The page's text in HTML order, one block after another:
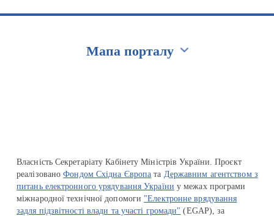
Мапа порталу
Власність Секретаріату Кабінету Міністрів України. Проєкт
реалізованоФондом Східна Європа та Державним агентством з
питань електронного урядування України у межах програми
міжнародної технічної допомоги "Електронне врядування
задля підзвітності влади та участі громади" (EGAP), за